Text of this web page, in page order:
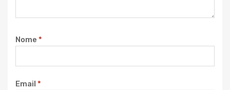
Nome *
Email *